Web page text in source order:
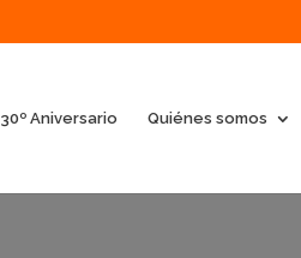
30º Aniversario Quiénes somos